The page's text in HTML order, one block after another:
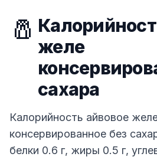
🧂
желе
сахара
Калорийность айвовое
консервированное без
белки 0.6 г, жиры 0.5 г,